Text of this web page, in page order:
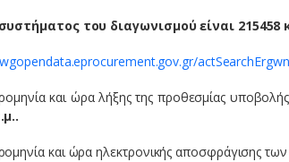
του διαγωνισμού είναι
και ώρα λήξης της προθεσμίας
και ώρα ηλεκτρονικής αποσφράγισης